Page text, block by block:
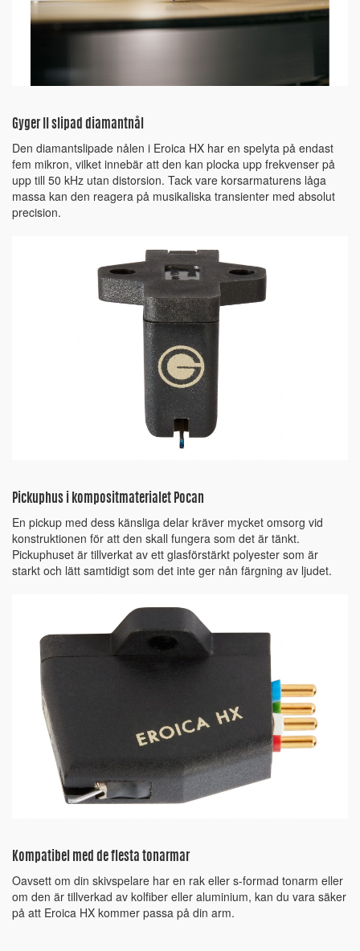
Gyger II slipad diamantnål
Den diamantslipade nålen i Eroica HX har en spelyta på endast
fem mikron, vilket innebär att den kan plocka upp frekvenser på
upp till 50 kHz utan distorsion. Tack vare korsarmaturens låga
massa kan den reagera på musikaliska transienter med absolut
precision.
Pickuphus i kompositmaterialet Pocan
En pickup med dess känsliga delar kräver mycket omsorg vid
konstruktionen för att den skall fungera som det är tänkt.
Pickuphuset är tillverkat av ett glasförstärkt polyester som är
starkt och lätt samtidigt som det inte ger nån färgning av ljudet.
Kompatibel med de flesta tonarmar
Oavsett om din skivspelare har en rak eller s-formad tonarm eller
om den är tillverkad av kolfiber eller aluminium, kan du vara säker
på att Eroica HX kommer passa på din arm.